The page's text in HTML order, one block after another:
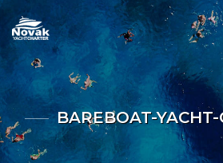
BAREBOAT-